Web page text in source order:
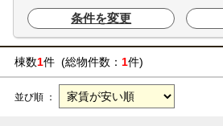
条件を変更
棟数1件 (総物件数： 1件)
並び順 ：